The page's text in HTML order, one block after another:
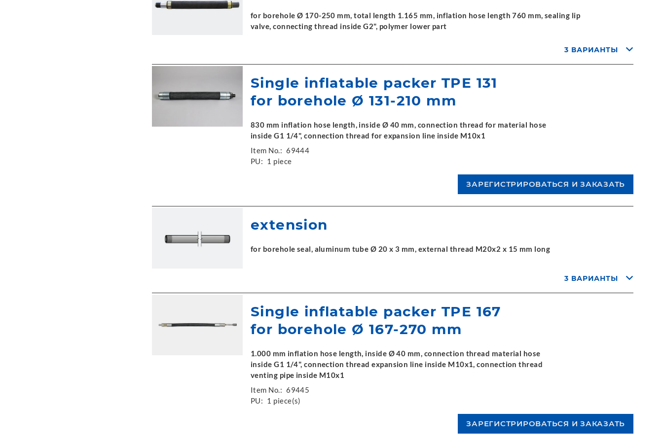
for borehole Ø 170-250 mm, total length 1.165 mm, inflation hose length 760 mm, sealing lip
valve, connecting thread inside G2", polymer lower part
3 ВАРИАНТЫ
Single inflatable packer TPE 131
for borehole Ø 131-210 mm
830 mm inflation hose length, inside Ø 40 mm, connection thread for material hose
inside G1 1/4", connection thread for expansion line inside M10x1
Item No.: 69444
PU: 1 piece
extension
for borehole seal, aluminum tube Ø 20 x 3 mm, external thread M20x2 x 15 mm long
3 ВАРИАНТЫ
Single inflatable packer TPE 167
for borehole Ø 167-270 mm
1.000 mm inflation hose length, inside Ø 40 mm, connection thread material hose
inside G1 1/4", connection thread expansion line inside M10x1, connection thread
venting pipe inside M10x1
Item No.: 69445
PU: 1 piece(s)